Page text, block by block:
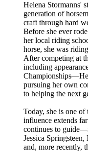
Helena Stormanns'
generation of
craft through hard
Before she ever
her local riding
horse, she was
After competing at
including
pursuing her own
to helping the next
Today, she is one of
influence extends
continues to
Jessica
and, more recently,